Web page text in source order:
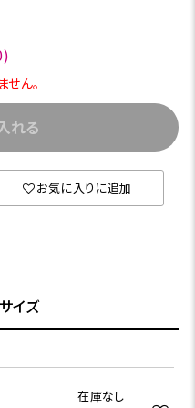
せん。
れる
お気に入りに追加
イズ
在庫なし